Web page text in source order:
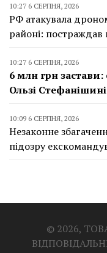
10:27 6 СЕРПНЯ, 2026
РФ атакувала
районі: постраждав
10:27 6 СЕРПНЯ, 2026
6 млн грн застави:
Ользі
10:09 6 СЕРПНЯ, 2026
Незаконне
підозру
© 2026,